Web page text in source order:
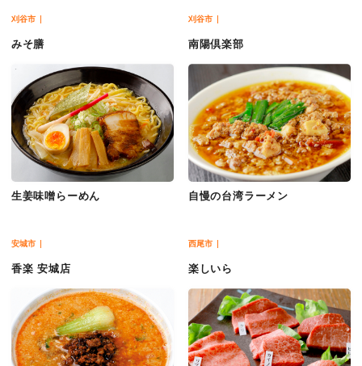
刈谷市
みそ膳
生姜味噌らーめん
刈谷市
南陽倶楽部
自慢の台湾ラーメン
安城市
香楽 安城店
西尾市
楽しいら